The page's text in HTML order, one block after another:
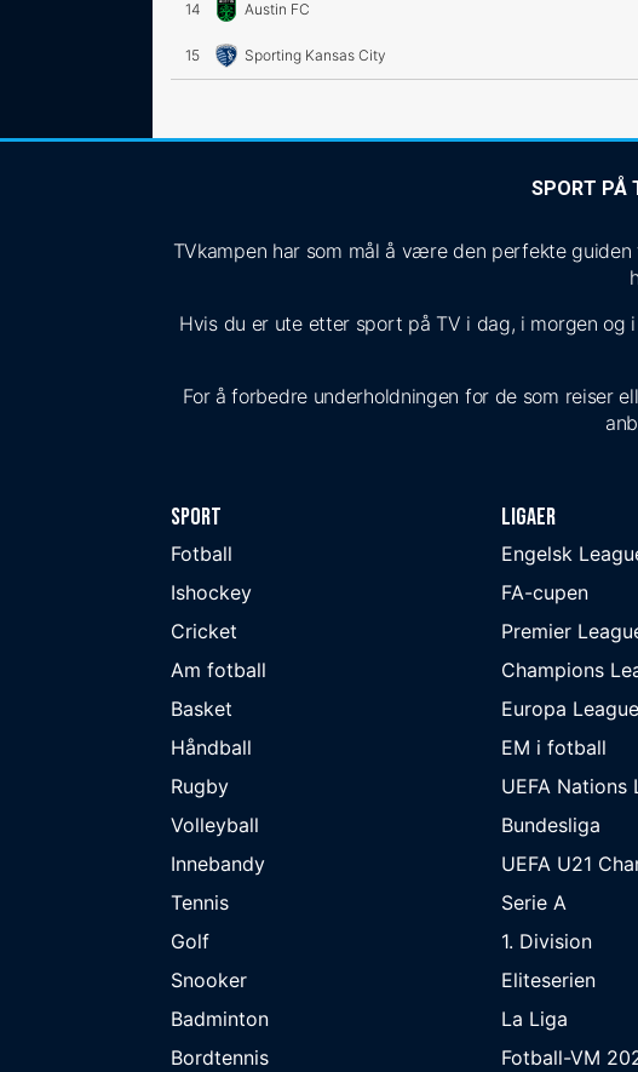
14 Austin FC
15 Sporting Kansas City
SPORT PÅ
TVkampen har som mål å være den perfekte
Hvis du er ute etter sport på TV i dag, i morgen og
For å forbedre underholdningen for de som reiser
Sport
Fotball
Ishockey
Cricket
Am fotball
Basket
Håndball
Rugby
Volleyball
Innebandy
Tennis
Golf
Snooker
Badminton
Bordtennis
Ligaer
Engelsk
FA-cupen
Premier
Champions
Europa League
EM i fotball
UEFA Nations
Bundesliga
UEFA U21
Serie A
1. Division
Eliteserien
La Liga
Fotball-VM